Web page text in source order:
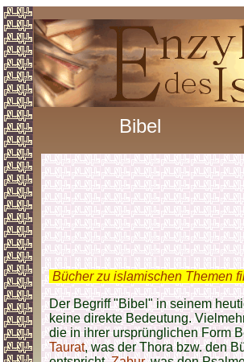
Bibel
Bücher zu islamischen Themen
Der Begriff "Bibel" in seinem
keine direkte Bedeutung.
die in ihrer ursprünglichen Form
Taurat, was der Thora bzw. den